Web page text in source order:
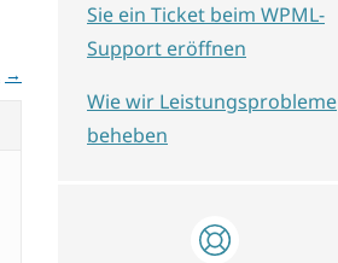
→
Sie ein Ticket beim WPML-
Support eröffnen
Wie wir Leistungsprobleme
beheben